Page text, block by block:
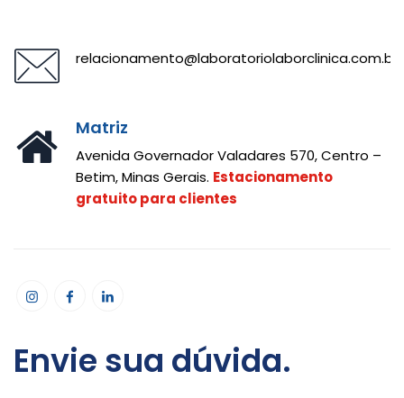
relacionamento@laboratoriolaborclinica.com.br
Matriz
Avenida Governador Valadares 570, Centro –
Betim, Minas Gerais. Estacionamento
gratuito para clientes
Envie sua dúvida.